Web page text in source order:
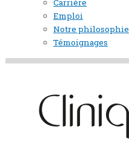
Carrière
Emploi
Notre philosophie
Témoignages